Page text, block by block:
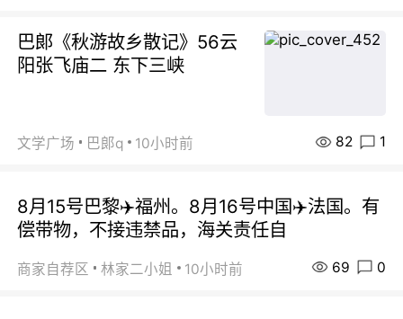
巴郞《秋游故乡散记》56云
阳张飞庙二 东下三峡
文学广场 巴郞q 10小时前 82 1
8月15号巴黎✈️福州。8月16号中国✈️法国。有
偿带物，不接违禁品，海关责任自
商家自荐区 林家二小姐 10小时前 69 0